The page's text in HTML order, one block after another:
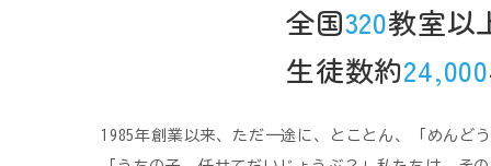
全国320教室以
生徒数約24,000
1985年創業以来、ただ一途に、とことん、「めんど